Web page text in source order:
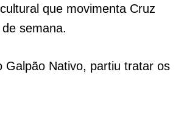
que movimenta Cruz
semana.
Galpão Nativo, partiu tratar os